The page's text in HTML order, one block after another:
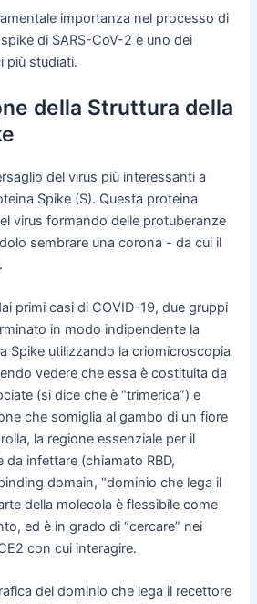
importanza nel processo di
di SARS-CoV-2 è uno dei
più studiati.
della Struttura della
del virus più interessanti a
Spike (S). Questa proteina
virus formando delle protuberanze
sembrare una corona - da cui il
primi casi di COVID-19, due gruppi
in modo indipendente la
Spike utilizzando la criomicroscopia
vedere che essa è costituita da
(si dice che è “trimerica”) e
che somiglia al gambo di un fiore
la regione essenziale per il
infettare (chiamato RBD,
domain, “dominio che lega il
della molecola è flessibile come
ed è in grado di “cercare” nei
con cui interagire.
del dominio che lega il recettore